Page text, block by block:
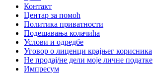
Контакт
Центар за помоћ
Политика приватности
Подешавања колачића
Услови и одредбе
Уговор о лиценци крајњег корисника
Не продај/не дели моје личне податке
Импресум